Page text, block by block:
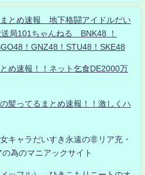
とめ速報 地下格闘アイドルだい
局101ちゃんねる BNK48 ！
！GNZ48！STU48！SKE48
め速報！！ネット乞食DE2000万
髪ってるまとめ速報！！激しくハ
キャラだいすき永遠の非リア充・
為のマニアックサイト